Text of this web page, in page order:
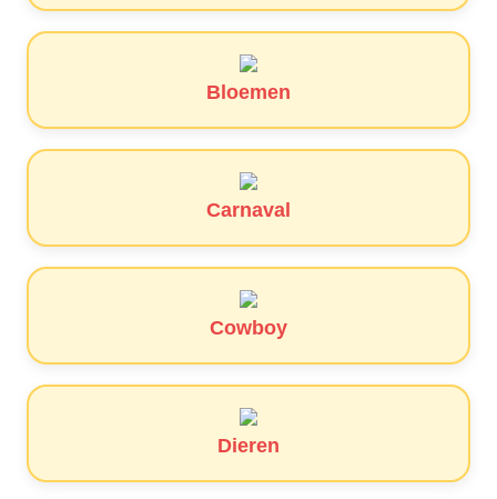
Bloemen
Carnaval
Cowboy
Dieren